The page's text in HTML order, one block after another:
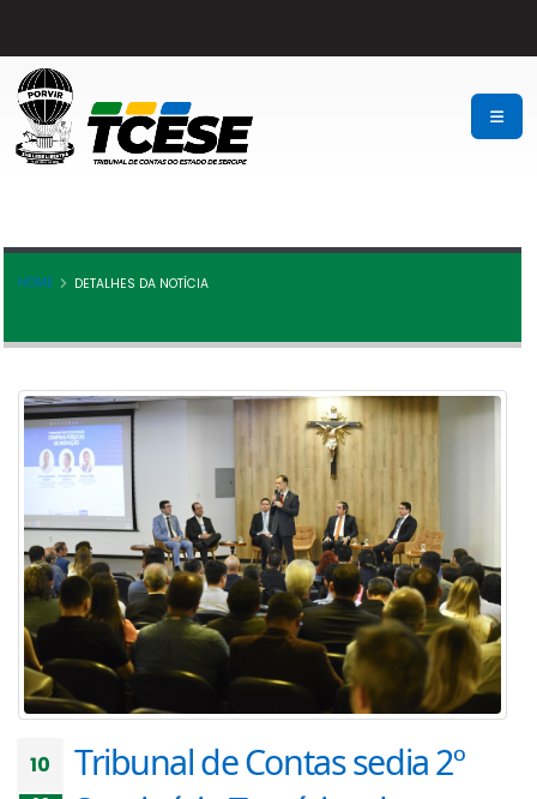
HOME DETALHES DA NOTÍCIA
10
Tribunal de Contas sedia 2º